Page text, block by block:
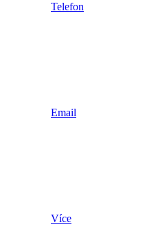
Telefon
Email
Více